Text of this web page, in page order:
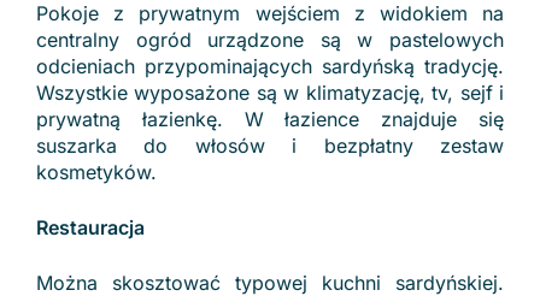
Pokoje z prywatnym wejściem z widokiem na
centralny ogród urządzone są w pastelowych
odcieniach przypominających sardyńską tradycję.
Wszystkie wyposażone są w klimatyzację, tv, sejf i
prywatną łazienkę. W łazience znajduje się
suszarka do włosów i bezpłatny zestaw
kosmetyków.
Restauracja
Można skosztować typowej kuchni sardyńskiej.